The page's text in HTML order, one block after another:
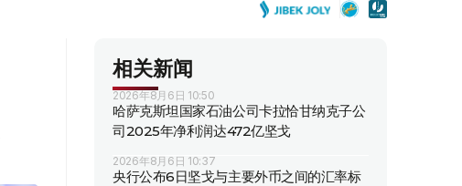
相关新闻
2026年8月6日 10:50
哈萨克斯坦国家石油公司卡拉恰甘纳克子公
司2025年净利润达472亿坚戈
2026年8月6日 10:37
央行公布6日坚戈与主要外币之间的汇率标